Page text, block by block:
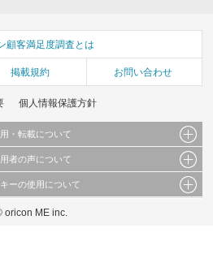
顧客満足度調査とは
掲載規約 お問い合わせ
個人情報保護方針
・転載について
、写真、イラスト、画像データ等）及びこれらの配
転載・複製などの二次利用を行うことは固く禁じて
者の声について
サービスの利用者が提出された見解・感想です。
解いただいた上でご覧ください。
ーの使用について
ユーザーに合わせたコンテンツや広告の表示、ソー
oricon ME inc.